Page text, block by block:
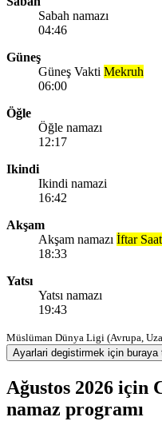
Sabah namazı
04:46
Güneş
Güneş Vakti Mekruh
06:00
Öğle
Öğle namazı
12:17
Ikindi
Ikindi namazi
16:42
Akşam
Akşam namazı İftar
18:33
Yatsı
Yatsı namazı
19:43
Müslüman Dünya Ligi (Avrupa,
Ayarlari degistirmek için buraya
Ağustos 2026 için
namaz programı